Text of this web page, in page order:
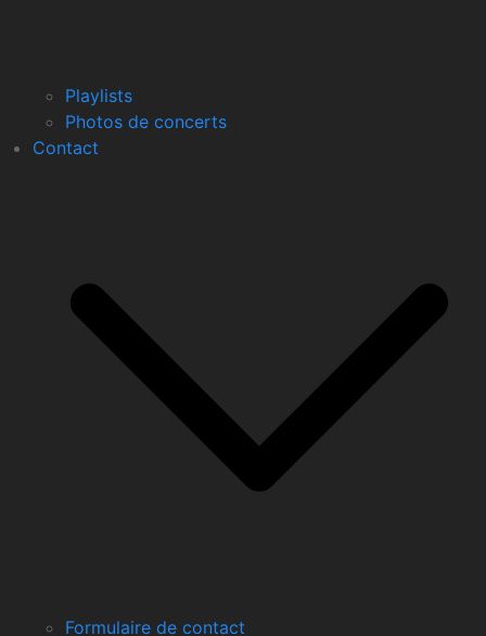
Playlists
Photos de concerts
Contact
Formulaire de contact